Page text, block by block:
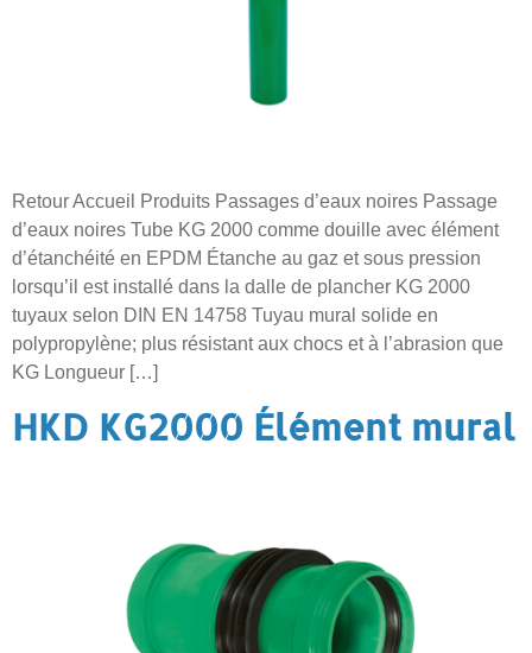
Retour Accueil Produits Passages d’eaux noires Passage
d’eaux noires Tube KG 2000 comme douille avec élément
d’étanchéité en EPDM Étanche au gaz et sous pression
lorsqu’il est installé dans la dalle de plancher KG 2000
tuyaux selon DIN EN 14758 Tuyau mural solide en
polypropylène; plus résistant aux chocs et à l’abrasion que
KG Longueur […]
HKD KG2000 Élément mural